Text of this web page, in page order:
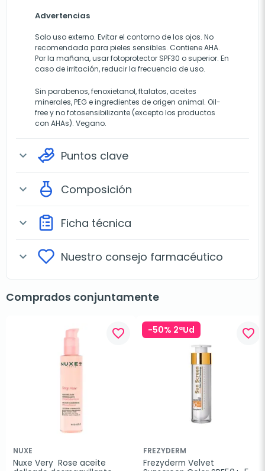
Advertencias
Solo uso externo. Evitar el contorno de los ojos. No
recomendada para pieles sensibles. Contiene AHA.
Por la mañana, usar fotoprotector SPF30 o superior. En
caso de irritación, reducir la frecuencia de uso.
Sin parabenos, fenoxietanol, ftalatos, aceites
minerales, PEG e ingredientes de origen animal. Oil-
free y no fotosensibilizante (excepto los productos
con AHAs). Vegano.
expand_more Puntos clave
expand_more Composición
expand_more Ficha técnica
expand_more Nuestro consejo farmacéutico
Comprados conjuntamente
favorite_border
NUXE
Nuxe Very  Rose aceite
-50% 2ªUd favorite_border
FREZYDERM
Frezyderm Velvet